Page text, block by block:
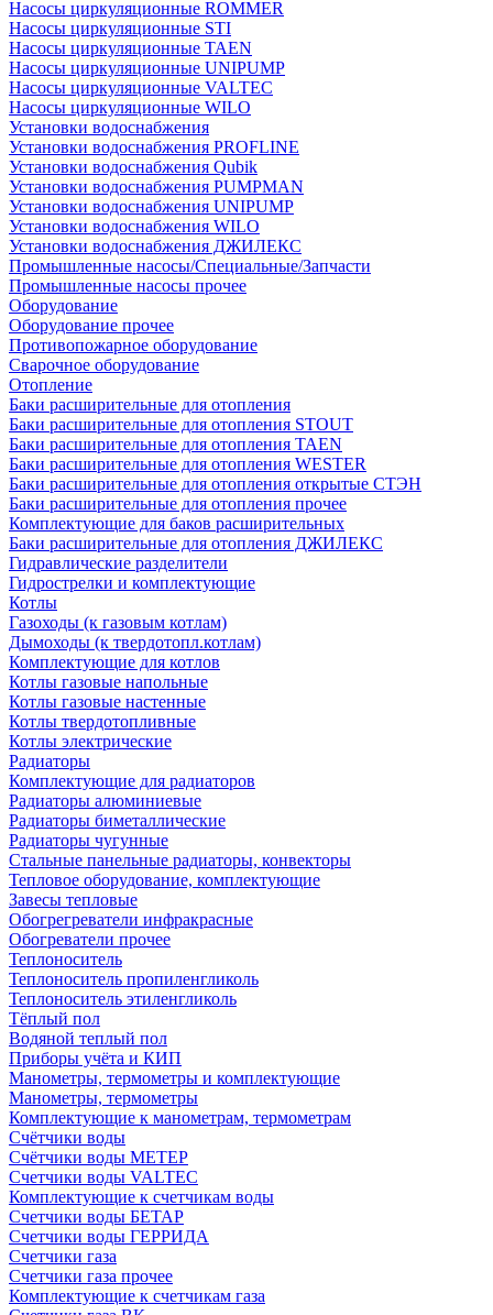
Насосы циркуляционные ROMMER
Насосы циркуляционные STI
Насосы циркуляционные TAEN
Насосы циркуляционные UNIPUMP
Насосы циркуляционные VALTEC
Насосы циркуляционные WILO
Установки водоснабжения
Установки водоснабжения PROFLINE
Установки водоснабжения Qubik
Установки водоснабжения PUMPMAN
Установки водоснабжения UNIPUMP
Установки водоснабжения WILO
Установки водоснабжения ДЖИЛЕКС
Промышленные насосы/Специальные/Запчасти
Промышленные насосы прочее
Оборудование
Оборудование прочее
Противопожарное оборудование
Сварочное оборудование
Отопление
Баки расширительные для отопления
Баки расширительные для отопления STOUT
Баки расширительные для отопления TAEN
Баки расширительные для отопления WESTER
Баки расширительные для отопления открытые СТЭН
Баки расширительные для отопления прочее
Комплектующие для баков расширительных
Баки расширительные для отопления ДЖИЛЕКС
Гидравлические разделители
Гидрострелки и комплектующие
Котлы
Газоходы (к газовым котлам)
Дымоходы (к твердотопл.котлам)
Комплектующие для котлов
Котлы газовые напольные
Котлы газовые настенные
Котлы твердотопливные
Котлы электрические
Радиаторы
Комплектующие для радиаторов
Радиаторы алюминиевые
Радиаторы биметаллические
Радиаторы чугунные
Стальные панельные радиаторы, конвекторы
Тепловое оборудование, комплектующие
Завесы тепловые
Обогрегреватели инфракрасные
Обогреватели прочее
Теплоноситель
Теплоноситель пропиленгликоль
Теплоноситель этиленгликоль
Тёплый пол
Водяной теплый пол
Приборы учёта и КИП
Манометры, термометры и комплектующие
Манометры, термометры
Комплектующие к манометрам, термометрам
Счётчики воды
Счётчики воды МЕТЕР
Счетчики воды VALTEC
Комплектующие к счетчикам воды
Счетчики воды БЕТАР
Счетчики воды ГЕРРИДА
Счетчики газа
Счетчики газа прочее
Комплектующие к счетчикам газа